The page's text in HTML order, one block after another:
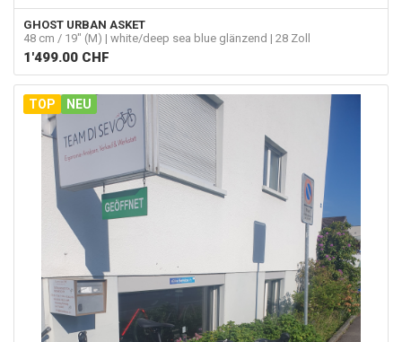
GHOST URBAN ASKET
48 cm / 19" (M) | white/deep sea blue glänzend | 28 Zoll
1'499.00 CHF
TOP NEU